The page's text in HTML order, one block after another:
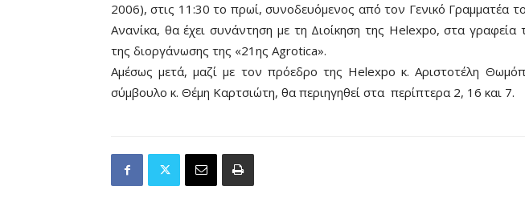
2006), στις 11:30 το πρωί, συνοδευόμενος από τον Γενικό Γραμματέα
Ανανίκα, θα έχει συνάντηση με τη Διοίκηση της Helexpo, στα γραφεία
της διοργάνωσης της «21ης Agrotica».
Αμέσως μετά, μαζί με τον πρόεδρο της Helexpo κ. Αριστοτέλη
σύμβουλο κ. Θέμη Καρτσιώτη, θα περιηγηθεί στα περίπτερα 2, 16 και 7.